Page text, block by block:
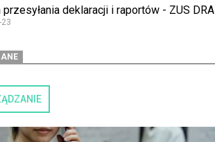
przesyłania deklaracji i raportów - ZUS DRA